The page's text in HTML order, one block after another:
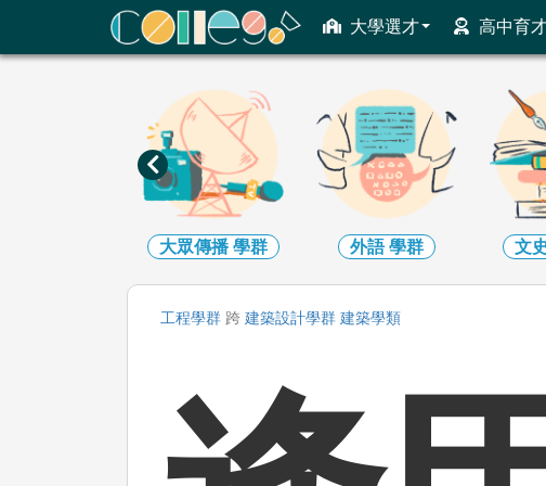
大學選才 高中育
ColleGo! 大學選才與高中育才輔助系統
外語學群 文史哲學群 教
工程學群 跨 建築設計學群 建築學類